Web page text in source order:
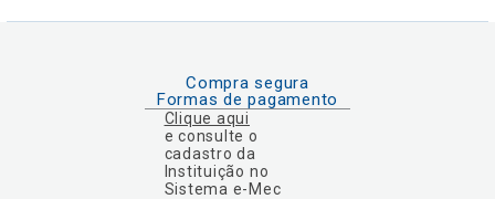
Compra segura
Formas de pagamento
Clique aqui
e consulte o
cadastro da
Instituição no
Sistema e-Mec